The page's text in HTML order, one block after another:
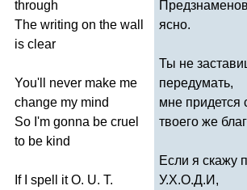
through
The writing on the wall
is clear
You'll never make me
change my mind
So I'm gonna be cruel
to be kind
If spell it O. U. T.
ясно.
Ты не
передумать,
мне придется
твоего же
Если я скажу
У.Х.О.Д.И,